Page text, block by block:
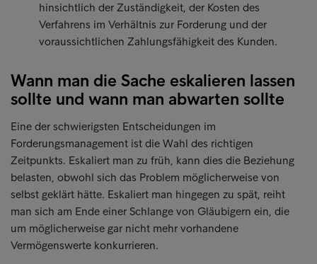
hinsichtlich der Zuständigkeit, der Kosten des
Verfahrens im Verhältnis zur Forderung und der
voraussichtlichen Zahlungsfähigkeit des Kunden.
Wann man die Sache eskalieren lassen
sollte und wann man abwarten sollte
Eine der schwierigsten Entscheidungen im
Forderungsmanagement ist die Wahl des richtigen
Zeitpunkts. Eskaliert man zu früh, kann dies die Beziehung
belasten, obwohl sich das Problem möglicherweise von
selbst geklärt hätte. Eskaliert man hingegen zu spät, reiht
man sich am Ende einer Schlange von Gläubigern ein, die
um möglicherweise gar nicht mehr vorhandene
Vermögenswerte konkurrieren.